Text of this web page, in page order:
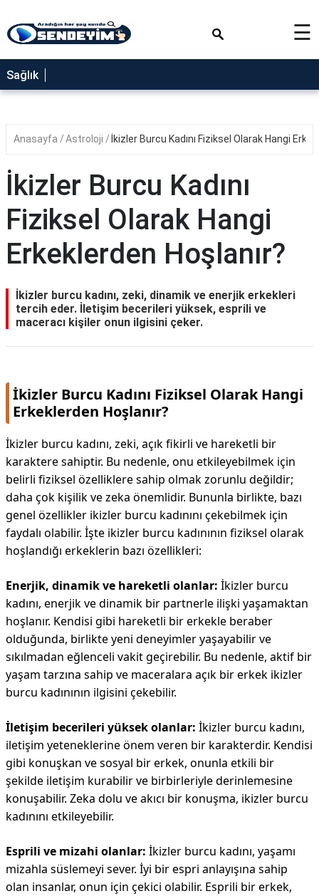
SAĞLIK
NEDİR
YEMEK
RÜYA
GEZİLECEK
YERLER
☰
Sağlık
Anasayfa Astroloji İkizler Burcu Kadını Fiziksel Olarak Hangi
İkizler Burcu Kadını
Fiziksel Olarak Hangi
Erkeklerden Hoşlanır?
İkizler burcu kadını, zeki, dinamik ve enerjik erkekleri
tercih eder. İletişim becerileri yüksek, esprili ve
maceracı kişiler onun ilgisini çeker.
İkizler Burcu Kadını Fiziksel Olarak Hangi
Erkeklerden Hoşlanır?
İkizler burcu kadını, zeki, açık fikirli ve hareketli bir
karaktere sahiptir. Bu nedenle, onu etkileyebilmek için
belirli fiziksel özelliklere sahip olmak zorunlu değildir;
daha çok kişilik ve zeka önemlidir. Bununla birlikte, bazı
genel özellikler ikizler burcu kadınını çekebilmek için
faydalı olabilir. İşte ikizler burcu kadınının fiziksel olarak
hoşlandığı erkeklerin bazı özellikleri:
Enerjik, dinamik ve hareketli olanlar: İkizler burcu
kadını, enerjik ve dinamik bir partnerle ilişki yaşamaktan
hoşlanır. Kendisi gibi hareketli bir erkekle beraber
olduğunda, birlikte yeni deneyimler yaşayabilir ve
sıkılmadan eğlenceli vakit geçirebilir. Bu nedenle, aktif bir
yaşam tarzına sahip ve maceralara açık bir erkek ikizler
burcu kadınının ilgisini çekebilir.
İletişim becerileri yüksek olanlar: İkizler burcu kadını,
iletişim yeteneklerine önem veren bir karakterdir. Kendisi
gibi konuşkan ve sosyal bir erkek, onunla etkili bir
şekilde iletişim kurabilir ve birbirleriyle derinlemesine
konuşabilir. Zeka dolu ve akıcı bir konuşma, ikizler burcu
kadınını etkileyebilir.
Esprili ve mizahi olanlar: İkizler burcu kadını, yaşamı
mizahla süslemeyi sever. İyi bir espri anlayışına sahip
olan insanlar, onun için çekici olabilir. Esprili bir erkek,